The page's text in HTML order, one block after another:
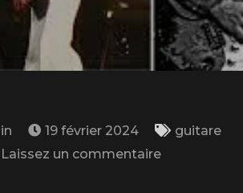
19 février 2024
guitare
Laissez un commentaireon